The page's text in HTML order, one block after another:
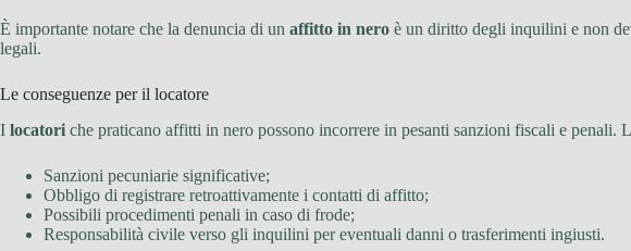
È importante notare che la denuncia di un affitto in nero è un diritto degli inquilini e non
legali.
Le conseguenze per il locatore
I locatori che praticano affitti in nero possono incorrere in pesanti sanzioni fiscali e penali.
Sanzioni pecuniarie significative;
Obbligo di registrare retroattivamente i contatti di affitto;
Possibili procedimenti penali in caso di frode;
Responsabilità civile verso gli inquilini per eventuali danni o trasferimenti ingiusti.